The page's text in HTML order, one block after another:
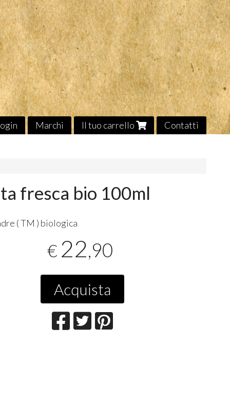
Marchi Il tuo carrello Contatti
fresca bio 100ml
( TM ) biologica
€ 22,90
Acquista